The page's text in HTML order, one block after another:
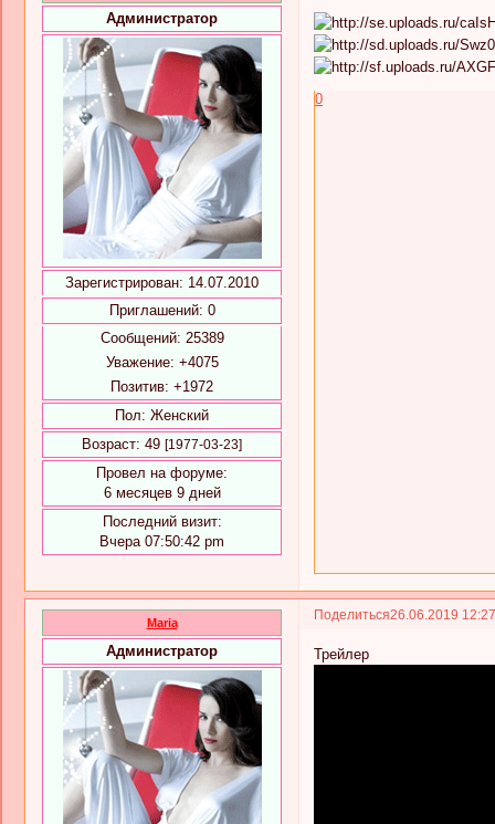
Администратор
Зарегистрирован: 14.07.2010
Приглашений: 0
Сообщений: 25389
Уважение: +4075
Позитив: +1972
Пол: Женский
Возраст: 49 [1977-03-23]
Провел на форуме:
6 месяцев 9 дней
Последний визит:
Вчера 07:50:42 pm
0
Поделиться26.06.2019
Maria
Администратор Трейлер